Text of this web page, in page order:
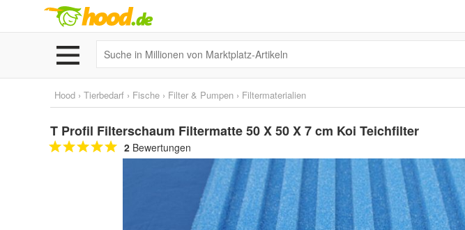
Hood › Tierbedarf › Fische › Filter & Pumpen › Filtermaterialien
T Profil Filterschaum Filtermatte 50 X 50 X 7 cm Koi Teichfilter
2 Bewertungen